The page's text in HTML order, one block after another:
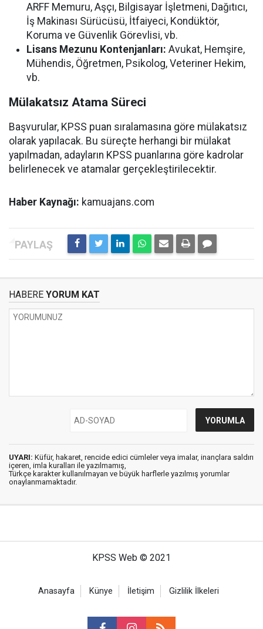
ARFF Memuru, Aşçı, Bilgisayar İşletmeni, Dağıtıcı,
İş Makinası Sürücüsü, İtfaiyeci, Kondüktör,
Koruma ve Güvenlik Görevlisi, vb.
Lisans Mezunu Kontenjanları: Avukat, Hemşire,
Mühendis, Öğretmen, Psikolog, Veteriner Hekim,
vb.
Mülakatsız Atama Süreci
Başvurular, KPSS puan sıralamasına göre mülakatsız
olarak yapılacak. Bu süreçte herhangi bir mülakat
yapılmadan, adayların KPSS puanlarına göre kadrolar
belirlenecek ve atamalar gerçekleştirilecektir.
Haber Kaynağı: kamuajans.com
HABERE YORUM KAT
UYARI: Küfür, hakaret, rencide edici cümleler veya imalar, inançlara saldırı
içeren, imla kuralları ile yazılmamış,
Türkçe karakter kullanılmayan ve büyük harflerle yazılmış yorumlar
onaylanmamaktadır.
KPSS Web © 2021
Anasayfa Künye İletişim Gizlilik İlkeleri